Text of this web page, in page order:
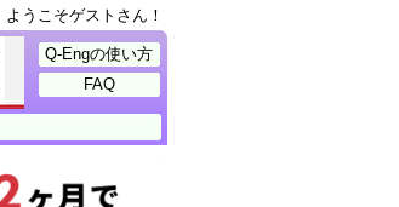
ようこそゲストさん！
Q-Engの使い方
FAQ